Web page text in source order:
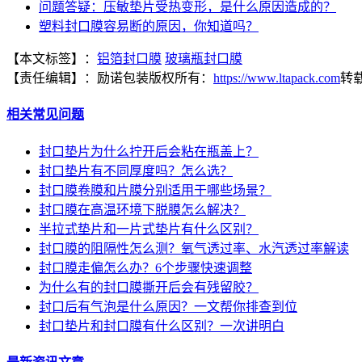
问题答疑：压敏垫片受热变形，是什么原因造成的？
塑料封口膜容易断的原因，你知道吗？
【本文标签】： 铝箔封口膜 玻璃瓶封口膜
【责任编辑】： 励诺包装版权所有： https://www.ltapack.com转
相关常见问题
封口垫片为什么拧开后会粘在瓶盖上？
封口垫片有不同厚度吗？怎么选？
封口膜卷膜和片膜分别适用于哪些场景？
封口膜在高温环境下脱膜怎么解决？
半拉式垫片和一片式垫片有什么区别？
封口膜的阻隔性怎么测？氧气透过率、水汽透过率解读
封口膜走偏怎么办？6个步骤快速调整
为什么有的封口膜撕开后会有残留胶？
封口后有气泡是什么原因？一文帮你排查到位
封口垫片和封口膜有什么区别？一次讲明白